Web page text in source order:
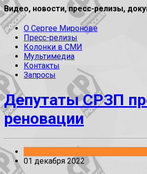
Видео, новости, пресс-релизы,
О Сергее Миронове
Пресс-релизы
Колонки в СМИ
Мультимедиа
Контакты
Запросы
Депутаты СРЗП
реновации
01 декабря 2022